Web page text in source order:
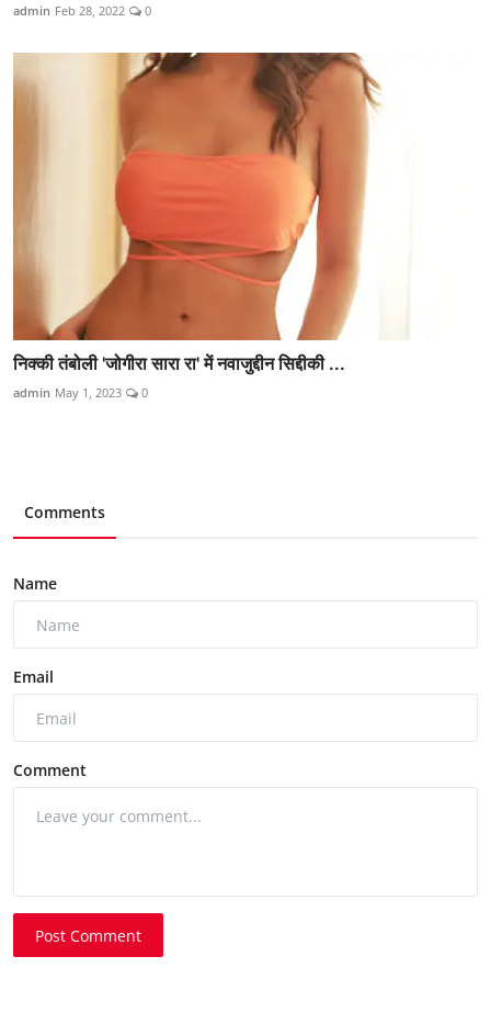
admin Feb 28, 2022 0
निक्की तंबोली 'जोगीरा सारा रा' में नवाजुद्दीन सिद्दीकी ...
admin May 1, 2023 0
Comments
Name
Email
Comment
Post Comment